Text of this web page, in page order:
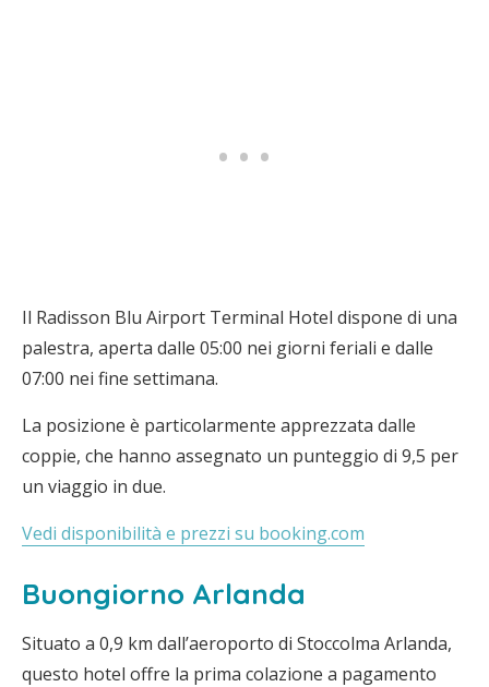
Il Radisson Blu Airport Terminal Hotel dispone di una
palestra, aperta dalle 05:00 nei giorni feriali e dalle
07:00 nei fine settimana.
La posizione è particolarmente apprezzata dalle
coppie, che hanno assegnato un punteggio di 9,5 per
un viaggio in due.
Vedi disponibilità e prezzi su booking.com
Buongiorno Arlanda
Situato a 0,9 km dall’aeroporto di Stoccolma Arlanda,
questo hotel offre la prima colazione a pagamento